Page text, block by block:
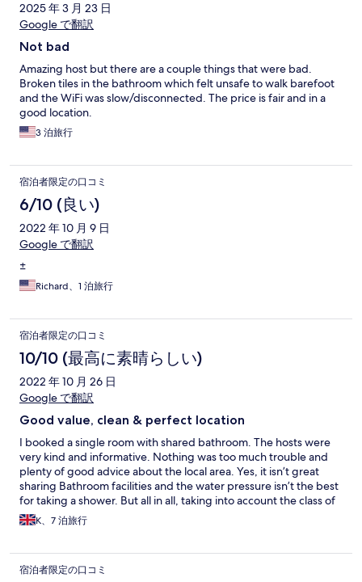
2025 年 3 月 23 日
Google で翻訳
Not bad
Amazing host but there are a couple things that were bad.
Broken tiles in the bathroom which felt unsafe to walk barefoot
and the WiFi was slow/disconnected. The price is fair and in a
good location.
3 泊旅行
宿泊者限定の口コミ
6/10 (良い)
2022 年 10 月 9 日
Google で翻訳
±
Richard、1 泊旅行
宿泊者限定の口コミ
10/10 (最高に素晴らしい)
2022 年 10 月 26 日
Google で翻訳
Good value, clean & perfect location
I booked a single room with shared bathroom. The hosts were
very kind and informative. Nothing was too much trouble and
plenty of good advice about the local area. Yes, it isn’t great
sharing Bathroom facilities and the water pressure isn’t the best
for taking a shower. But all in all, taking into account the class of
Hotel, the friendliness of the hosts and the cleanliness of the
facilities I would definitely consider booking again. The location
K、7 泊旅行
宿泊者限定の口コミ